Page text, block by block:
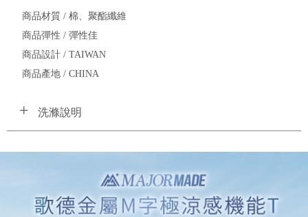
商品材質 / 棉、聚酯纖維
商品彈性 / 彈性佳
商品設計 / TAIWAN
商品產地 / CHINA
洗滌說明